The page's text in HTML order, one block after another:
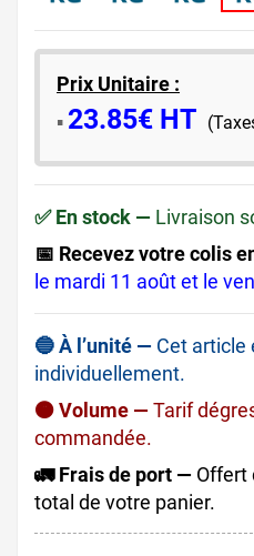
Prix Unitaire :
​▪️​ 23.85€ HT
✅ En stock — Livraison
📅 Recevez votre colis
le mardi 11 août et le
🔵 À l’unité — Cet article
individuellement.
🟠 Volume —Tarif
commandée.
🚛 Frais de port — Offert
total de votre panier.